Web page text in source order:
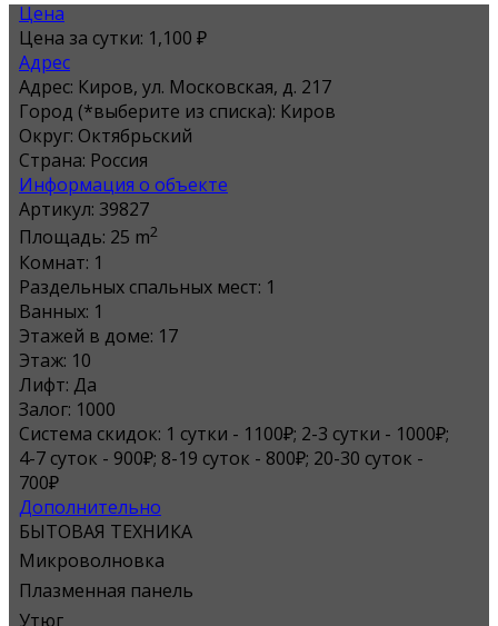
Цена
Цена за сутки: 1,100 ₽
Адрес
Адрес: Киров, ул. Московская, д. 217
Город (*выберите из списка): Киров
Округ: Октябрьский
Страна: Россия
Информация о объекте
Артикул: 39827
Площадь: 25 m2
Комнат: 1
Раздельных спальных мест: 1
Ванных: 1
Этажей в доме: 17
Этаж: 10
Лифт: Да
Залог: 1000
Система скидок: 1 сутки - 1100₽; 2-3 сутки - 1000₽;
4-7 суток - 900₽; 8-19 суток - 800₽; 20-30 суток -
700₽
Дополнительно
БЫТОВАЯ ТЕХНИКА
Микроволновка
Плазменная панель
Утюг